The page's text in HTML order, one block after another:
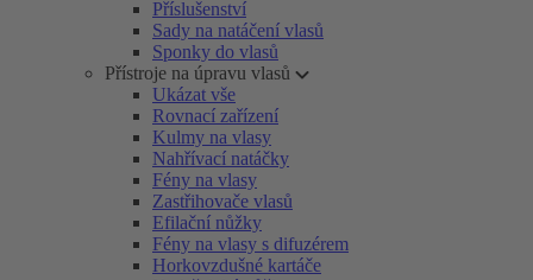
Příslušenství
Sady na natáčení vlasů
Sponky do vlasů
Přístroje na úpravu vlasů
Ukázat vše
Rovnací zařízení
Kulmy na vlasy
Nahřívací natáčky
Fény na vlasy
Zastřihovače vlasů
Efilační nůžky
Fény na vlasy s difuzérem
Horkovzdušné kartáče